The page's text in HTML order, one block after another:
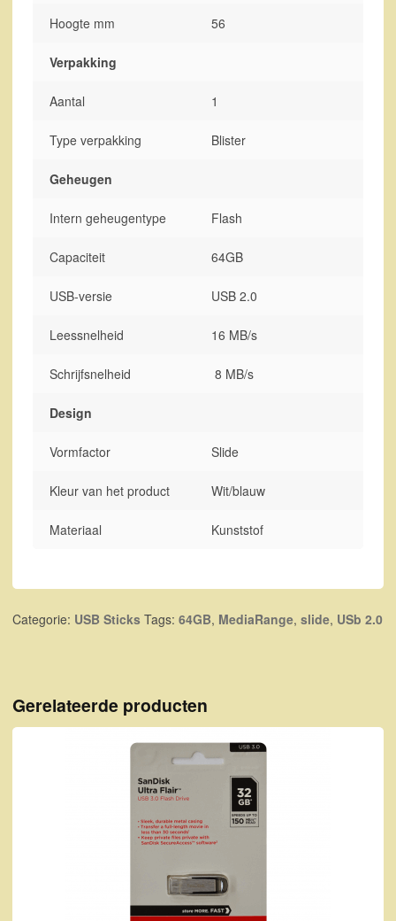
Hoogte mm 56
Verpakking
Aantal 1
Type verpakking Blister
Geheugen
Intern geheugentype Flash
Capaciteit 64GB
USB-versie USB 2.0
Leessnelheid 16 MB/s
Schrijfsnelheid 8 MB/s
Design
Vormfactor Slide
Kleur van het product Wit/blauw
Materiaal Kunststof
Categorie: USB Sticks Tags: 64GB, MediaRange, slide, USb 2.0
Gerelateerde producten